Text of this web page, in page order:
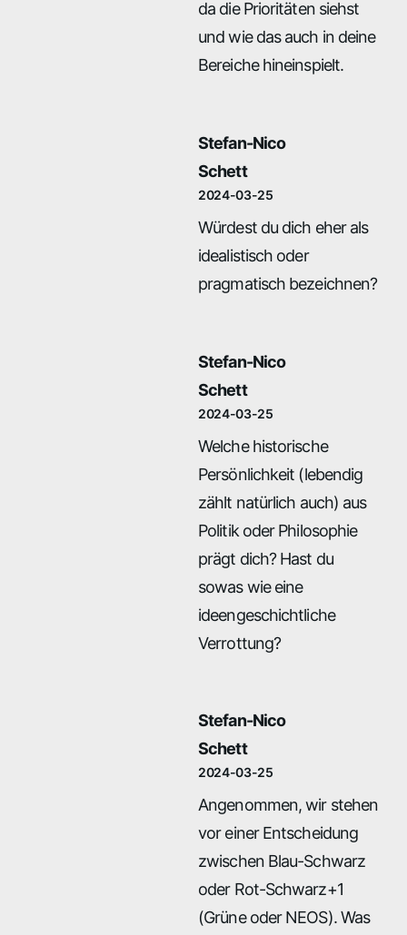
da die Prioritäten siehst
und wie das auch in deine
Bereiche hineinspielt.
Stefan-Nico
Schett
2024-03-25
Würdest du dich eher als
idealistisch oder
pragmatisch bezeichnen?
Stefan-Nico
Schett
2024-03-25
Welche historische
Persönlichkeit (lebendig
zählt natürlich auch) aus
Politik oder Philosophie
prägt dich? Hast du
sowas wie eine
ideengeschichtliche
Verrottung?
Stefan-Nico
Schett
2024-03-25
Angenommen, wir stehen
vor einer Entscheidung
zwischen Blau-Schwarz
oder Rot-Schwarz+1
(Grüne oder NEOS). Was